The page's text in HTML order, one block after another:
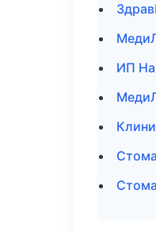
ИП